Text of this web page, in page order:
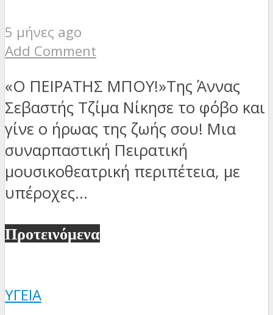
5 μήνες ago
Add Comment
«O ΠΕΙΡΑΤΗΣ ΜΠΟΥ!»Της Άννας
Σεβαστής Τζίμα Νίκησε το φόβο και
γίνε ο ήρωας της ζωής σου! Μια
συναρπαστική Πειρατική
μουσικοθεατρική περιπέτεια, με
υπέροχες...
Προτεινόμενα
ΥΓΕΊΑ